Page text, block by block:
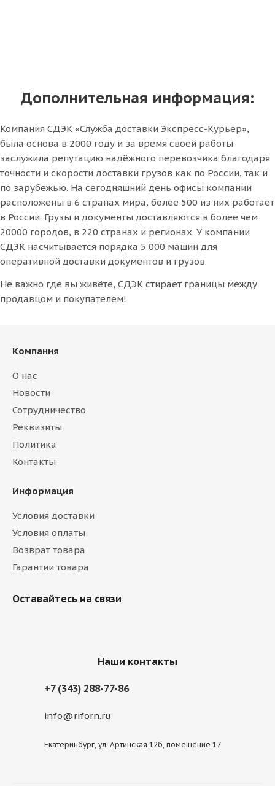
Дополнительная информация:
Компания СДЭК «Служба доставки Экспресс-Курьер»,
была основа в 2000 году и за время своей работы
заслужила репутацию надёжного перевозчика благодаря
точности и скорости доставки грузов как по России, так и
по зарубежью. На сегодняшний день офисы компании
расположены в 6 странах мира, более 500 из них работает
в России. Грузы и документы доставляются в более чем
20000 городов, в 220 странах и регионах. У компании
СДЭК насчитывается порядка 5 000 машин для
оперативной доставки документов и грузов.
Не важно где вы живёте, СДЭК стирает границы между
продавцом и покупателем!
Компания
О нас
Новости
Сотрудничество
Реквизиты
Политика
Контакты
Информация
Условия доставки
Условия оплаты
Возврат товара
Гарантии товара
Оставайтесь на связи
Наши контакты
+7 (343) 288-77-86
info@riforn.ru
Екатеринбург, ул. Артинская 12б, помещение 17